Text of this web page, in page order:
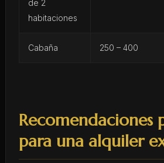
de 2
habitaciones
Cabaña 250 – 400
Recomendaciones
para una alquiler